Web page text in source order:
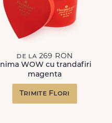
de la 269 RON
Inima WOW cu trandafiri
magenta
Trimite Flori